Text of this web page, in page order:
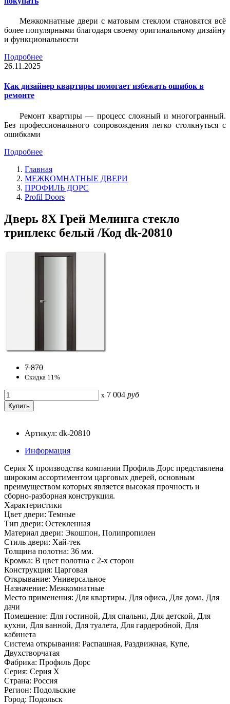
Межкомнатные двери с матовым стеклом становятся всё
более популярными благодаря своему оригинальному дизайну
и функциональности
Подробнее
26.11.2025
Как дизайнер квартиры помогает избежать ошибок в
ремонте
Ремонт квартиры — процесс сложный и многогранный.
Без профессионального сопровождения легко столкнуться с
ошибками
Подробнее
Главная
МЕЖКОМНАТНЫЕ ДВЕРИ
ПРОФИЛЬ ДОРС
Profil Doors
Дверь 8X Грей Мелинга стекло
триплекс белый /Код dk-20810
7 870
Скидка 11%
x 7 004 руб
Артикул: dk-20810
Информация
Серия Х производства компании Профиль Дорс представлена
широким ассортиментом царговых дверей, основным
преимуществом которых является высокая прочность и
сборно-разборная конструкция.
Характеристики
Цвет двери: Темные
Тип двери: Остекленная
Материал двери: Экошпон, Полипропилен
Стиль двери: Хай-тек
Толщина полотна: 36 мм.
Кромка: В цвет полотна с 2-х сторон
Конструкция: Царговая
Открывание: Универсальное
Назначение: Межкомнатные
Место применения: Для квартиры, Для офиса, Для дома, Для
дачи
Помещение: Для гостиной, Для спальни, Для детской, Для
кухни, Для ванной, Для туалета, Для гардеробной, Для
кабинета
Система открывания: Распашная, Раздвижная, Купе,
Двухстворчатая
Фабрика: Профиль Дорс
Серия: Серия X
Страна: Россия
Регион: Подольские
Город: Подольск